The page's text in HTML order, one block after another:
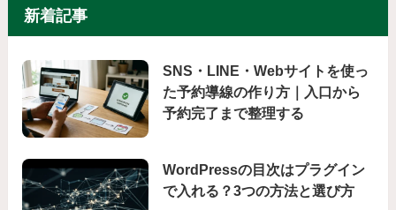
新着記事
SNS・LINE・Webサイトを使っ
た予約導線の作り方｜入口から
予約完了まで整理する
WordPressの目次はプラグイン
で入れる？3つの方法と選び方